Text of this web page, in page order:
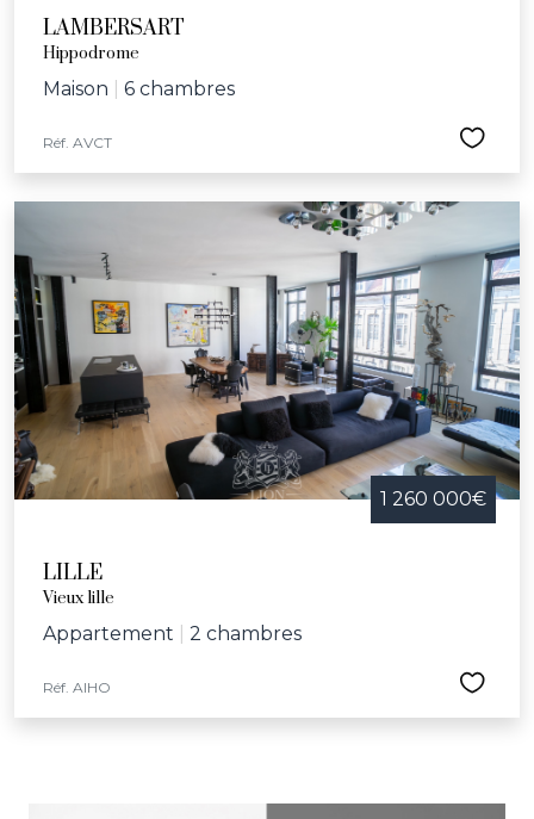
LAMBERSART
Hippodrome
Maison 6 chambres
Réf. AVCT
1 260 000€
LILLE
Vieux lille
Appartement 2 chambres
Réf. AIHO